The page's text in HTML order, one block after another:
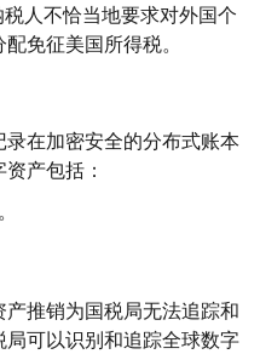
人不恰当地要求对外国个
免征美国所得税。
在加密安全的分布式账本
产包括：
推销为国税局无法追踪和
可以识别和追踪全球数字